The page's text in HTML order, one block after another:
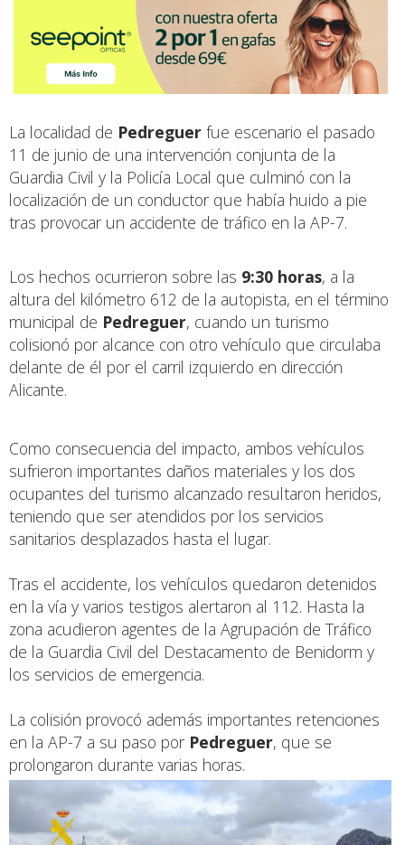
La localidad de Pedreguer fue escenario el pasado
11 de junio de una intervención conjunta de la
Guardia Civil y la Policía Local que culminó con la
localización de un conductor que había huido a pie
tras provocar un accidente de tráfico en la AP-7.
Los hechos ocurrieron sobre las 9:30 horas, a la
altura del kilómetro 612 de la autopista, en el término
municipal de Pedreguer, cuando un turismo
colisionó por alcance con otro vehículo que circulaba
delante de él por el carril izquierdo en dirección
Alicante.
Como consecuencia del impacto, ambos vehículos
sufrieron importantes daños materiales y los dos
ocupantes del turismo alcanzado resultaron heridos,
teniendo que ser atendidos por los servicios
sanitarios desplazados hasta el lugar.
Tras el accidente, los vehículos quedaron detenidos
en la vía y varios testigos alertaron al 112. Hasta la
zona acudieron agentes de la Agrupación de Tráfico
de la Guardia Civil del Destacamento de Benidorm y
los servicios de emergencia.
La colisión provocó además importantes retenciones
en la AP-7 a su paso por Pedreguer, que se
prolongaron durante varias horas.